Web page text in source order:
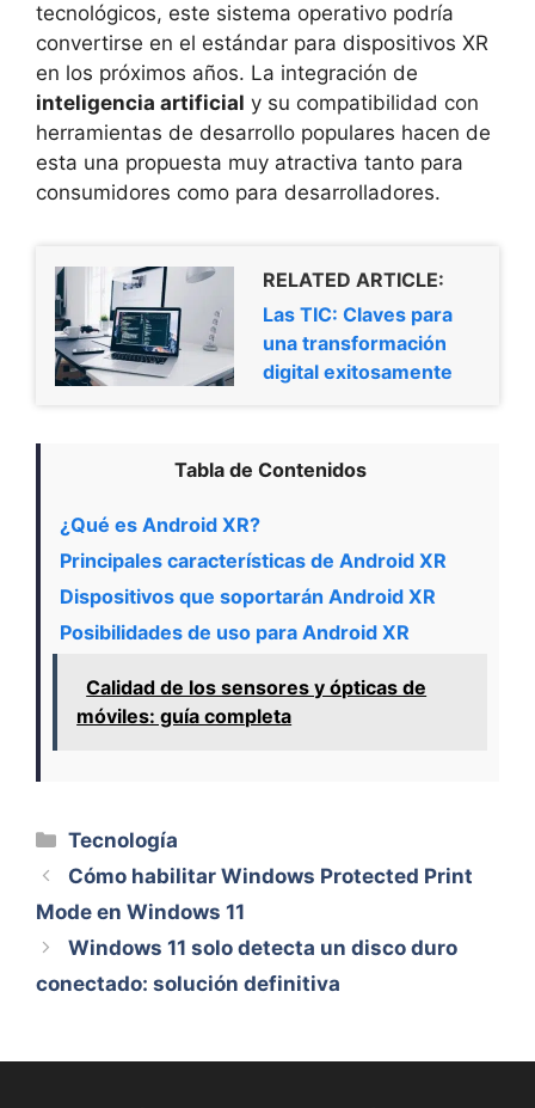
tecnológicos, este sistema operativo podría
convertirse en el estándar para dispositivos XR
en los próximos años. La integración de
inteligencia artificial y su compatibilidad con
herramientas de desarrollo populares hacen de
esta una propuesta muy atractiva tanto para
consumidores como para desarrolladores.
RELATED ARTICLE:
Las TIC: Claves para
una transformación
digital exitosamente
Tabla de Contenidos
¿Qué es Android XR?
Principales características de Android XR
Dispositivos que soportarán Android XR
Posibilidades de uso para Android XR
Calidad de los sensores y ópticas de
móviles: guía completa
Categorías
Tecnología
Cómo habilitar Windows Protected Print
Mode en Windows 11
Windows 11 solo detecta un disco duro
conectado: solución definitiva